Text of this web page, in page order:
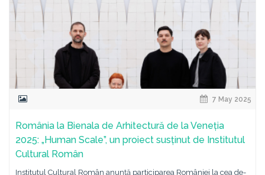
7 May 2025
România la Bienala de Arhitectură de la Veneția
2025: „Human Scale”, un proiect susținut de Institutul
Cultural Român
Institutul Cultural Român anunță participarea României la cea de-